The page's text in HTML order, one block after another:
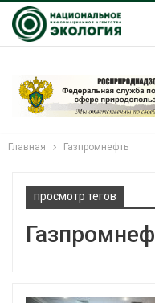
Главная Газпромнефть
просмотр тегов